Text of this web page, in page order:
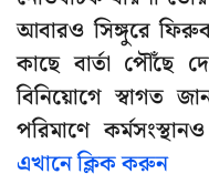
আবারও সিঙ্গুরে
কাছে বার্তা পৌঁছে
বিনিয়োগে স্বাগত
পরিমাণে
এখানে ক্লিক করুন